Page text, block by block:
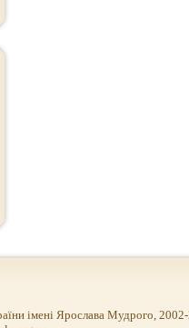
імені Ярослава Мудрого,